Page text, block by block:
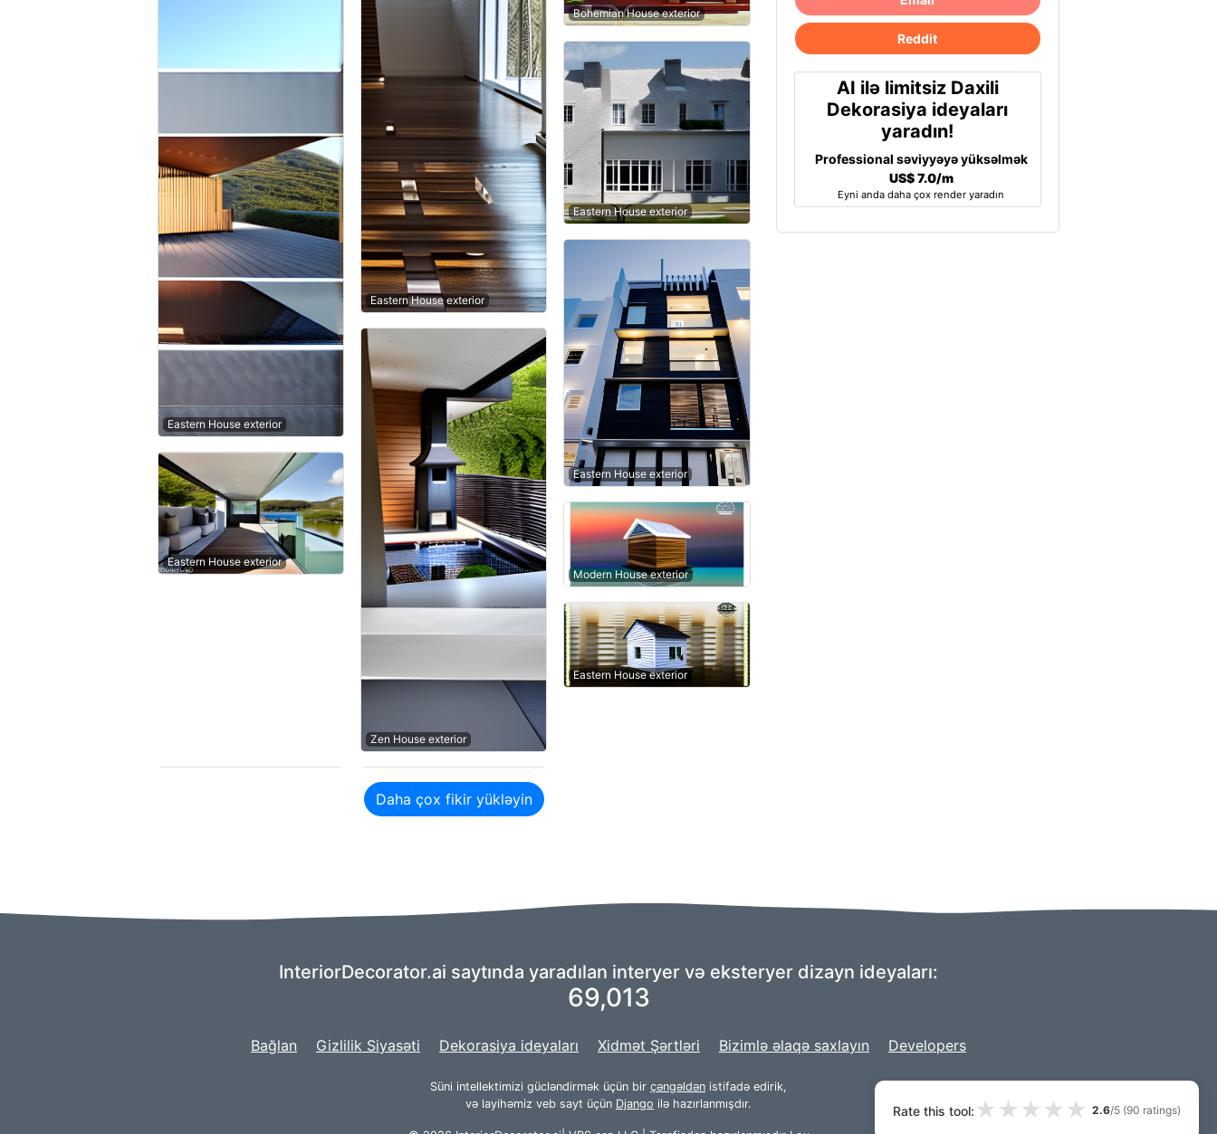
Eastern House exterior
Eastern House exterior
Eastern House exterior
Zen House exterior
Bohemian House exterior
Eastern House exterior
Eastern House exterior
Modern House exterior
Eastern House exterior
Daha çox fikir yükləyin
Reddit
AI ilə limitsiz Daxili
Dekorasiya ideyaları
yaradın!
Professional səviyyəyə yüksəlmək
US$ 7.0/m
Eyni anda daha çox render yaradın
InteriorDecorator.ai saytında yaradılan interyer və eksteryer dizayn ideyaları:
69,013
Bağlan Gizlilik Siyasəti Dekorasiya ideyaları Xidmət Şərtləri Bizimlə əlaqə saxlayın Developers
Süni intellektimizi gücləndirmək üçün bir çəngəldən istifadə edirik,
və layihəmiz veb sayt üçün Django ilə hazırlanmışdır. Rate this tool: ★ ★ ★ ★ ★ 2.6/5 (90 ratings)